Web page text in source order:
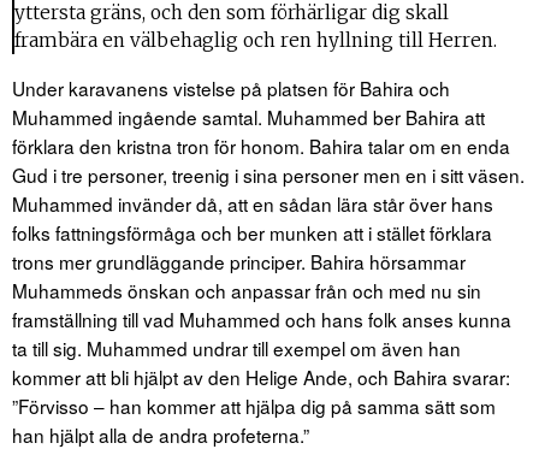
yttersta gräns, och den som förhärligar dig skall
frambära en välbehaglig och ren hyllning till Herren.
Under karavanens vistelse på platsen för Bahira och
Muhammed ingående samtal. Muhammed ber Bahira att
förklara den kristna tron för honom. Bahira talar om en enda
Gud i tre personer, treenig i sina personer men en i sitt väsen.
Muhammed invänder då, att en sådan lära står över hans
folks fattningsförmåga och ber munken att i stället förklara
trons mer grundläggande principer. Bahira hörsammar
Muhammeds önskan och anpassar från och med nu sin
framställning till vad Muhammed och hans folk anses kunna
ta till sig. Muhammed undrar till exempel om även han
kommer att bli hjälpt av den Helige Ande, och Bahira svarar:
”Förvisso – han kommer att hjälpa dig på samma sätt som
han hjälpt alla de andra profeterna.”